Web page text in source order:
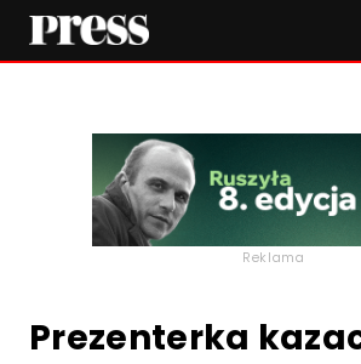
Reklama
Prezenterka